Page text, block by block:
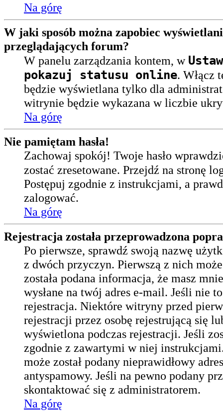
Na górę
W jaki sposób można zapobiec
przeglądających forum?
W panelu zarządzania kontem, w
pokazuj statusu online. Włącz
będzie wyświetlana tylko dla
witrynie będzie wykazana w liczbie
Na górę
Nie pamiętam hasła!
Zachowaj spokój! Twoje hasło
zostać zresetowane. Przejdź na stronę
Postępuj zgodnie z instrukcjami, a
zalogować.
Na górę
Rejestracja została przeprowadzona
Po pierwsze, sprawdź swoją nazwę
z dwóch przyczyn. Pierwszą z nich
została podana informacja, że masz
wysłane na twój adres e-mail. Jeśli nie
rejestracja. Niektóre witryny przed
rejestracji przez osobę rejestrującą się
wyświetlona podczas rejestracji. Jeśli
zgodnie z zawartymi w niej
może został podany nieprawidłowy
antyspamowy. Jeśli na pewno podany
skontaktować się z administratorem.
Na górę